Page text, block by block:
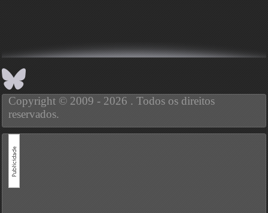
Copyright © 2009 - 2026 . Todos os direitos
reservados.